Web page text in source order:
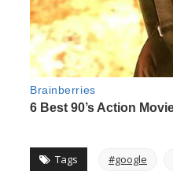
Tags #google